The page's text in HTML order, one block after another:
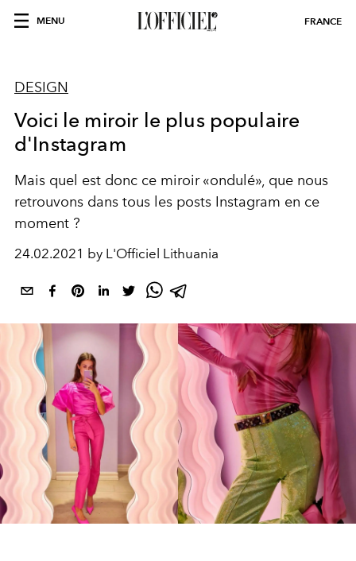
MENU FRANCE
DESIGN
Voici le miroir le plus populaire
d'Instagram
Mais quel est donc ce miroir «ondulé», que nous
retrouvons dans tous les posts Instagram en ce
moment ?
24.02.2021 by L'Officiel Lithuania